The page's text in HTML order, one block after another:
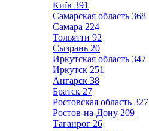
Київ 391
Самарская область 368
Самара 224
Тольятти 92
Сызрань 20
Иркутская область 347
Иркутск 251
Ангарск 38
Братск 27
Ростовская область 327
Ростов-на-Дону 209
Таганрог 26